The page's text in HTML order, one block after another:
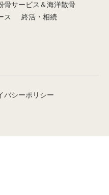
骨サービス＆海洋散骨
ス
終活・相続
バシーポリシー